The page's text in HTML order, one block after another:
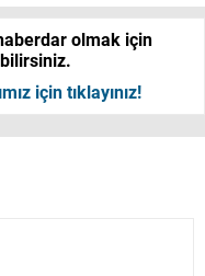
olmak için
için tıklayınız!